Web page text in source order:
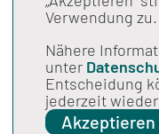
Stand: 28.01.2025
Spezifikation für
2025, Version 03;
den
des Brustkrebses".
Verwendung zu.
Nähere
unter
Entscheidung
jederzeit
Akzeptieren